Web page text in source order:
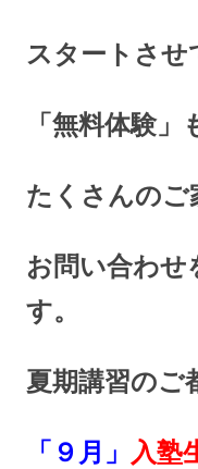
スタートさせ
「無料体験」
たくさんのご
お問い合わせ
す。
夏期講習のご
「９月」 入塾